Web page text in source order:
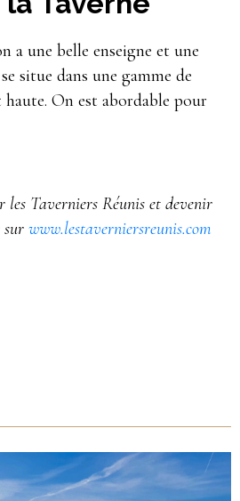
a une belle enseigne et une
situe dans une gamme de
On est abordable pour
les Taverniers Réunis et devenir
sur www.lestaverniersreunis.com